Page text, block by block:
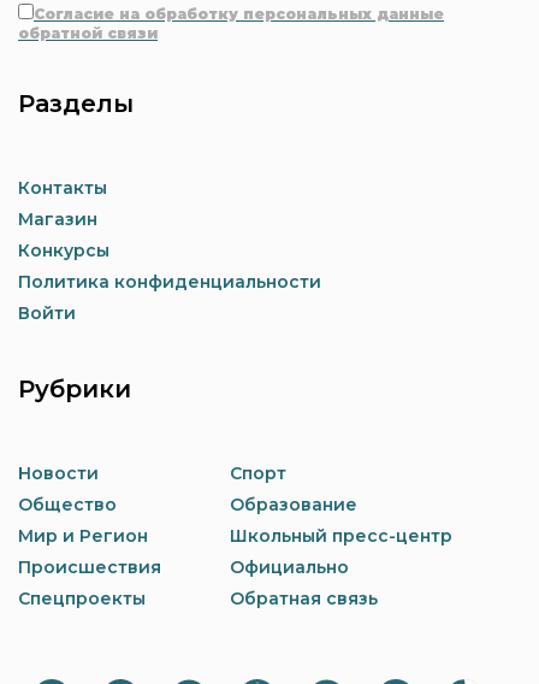
Согласие на обработку персональных данные
обратной связи
Разделы
Контакты
Магазин
Конкурсы
Политика конфиденциальности
Войти
Рубрики
Новости
Общество
Мир и Регион
Происшествия
Спецпроекты
Спорт
Образование
Школьный пресс-центр
Официально
Обратная связь